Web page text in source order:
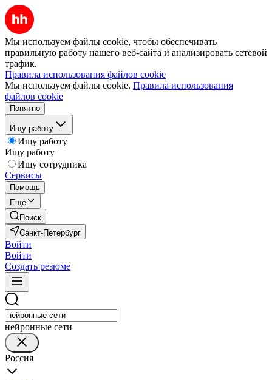
Мы используем файлы cookie, чтобы обеспечивать
правильную работу нашего веб-сайта и анализировать сетевой
трафик.
Правила использования файлов cookie
Мы используем файлы cookie. Правила использования
файлов cookie
Понятно
Ищу работу
Ищу работу
Ищу работу
Ищу сотрудника
Сервисы
Помощь
Ещё
Поиск
Санкт-Петербург
Войти
Войти
Создать резюме
нейронные сети
Россия